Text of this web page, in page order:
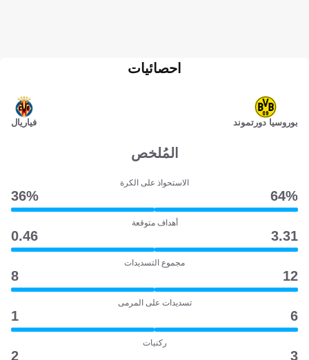
بوروسيا دورتموند
احصائيات
فياريال
المُلخص
الاستحواذ على الكرة
64‎%‎
36‎%‎
أهداف متوقعة
3.31
0.46
مجموع التسديدات
12
8
تسديدات على المرمى
6
1
ركنيات
3
2